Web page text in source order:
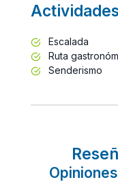
Actividades
Escalada
Ruta
Senderismo